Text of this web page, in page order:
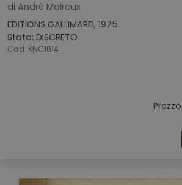
di Andrè Malraux
EDITIONS GALLIMARD, 1975
Stato: DISCRETO
Cod. KNC1814